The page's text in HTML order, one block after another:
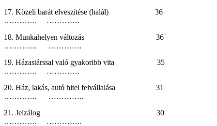
17. Közeli barát elveszítése (halál) 36
…………. ………….
18. Munkahelyen változás 36
…………. ………….
19. Házastárssal való gyakoribb vita 35
…………. ………….
20. Ház, lakás, autó hitel felvállalása 31
…………. …………..
21. Jelzálog 30
…………. …………..